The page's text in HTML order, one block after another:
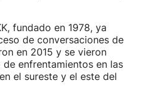
fundado en 1978, ya
de conversaciones de
en 2015 y se vieron
enfrentamientos en las
el sureste y el este del